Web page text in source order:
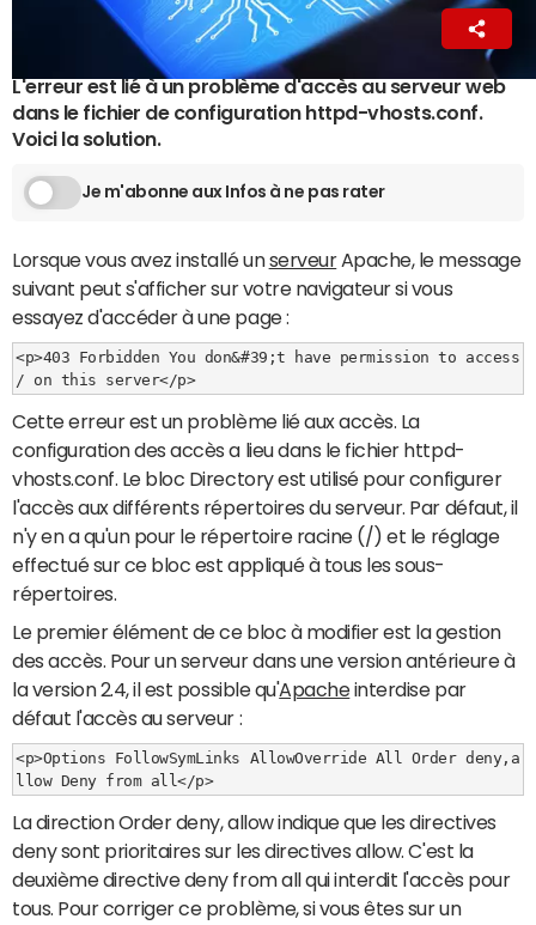
La Rédaction
12 septembre 2022 10:46
L'erreur est lié à un problème d'accès au serveur web
dans le fichier de configuration httpd-vhosts.conf.
Voici la solution.
Je m'abonne aux Infos à ne pas rater
Lorsque vous avez installé unserveurApache, le message
suivant peut s'afficher sur votre navigateur si vous
essayez d'accéder à une page :
<p>403 Forbidden You don&#39;t have permission to access
/ on this server</p>
Cette erreur est un problème lié aux accès. La
configuration des accès a lieu dans le fichier httpd-
vhosts.conf. Le bloc Directory est utilisé pour configurer
l'accès aux différents répertoires du serveur. Par défaut, il
n'y en a qu'un pour le répertoire racine (/) et le réglage
effectué sur ce bloc est appliqué à tous les sous-
répertoires.
Le premier élément de ce bloc à modifier est la gestion
des accès. Pour un serveur dans une version antérieure à
la version 2.4, il est possible qu'Apacheinterdise par
défaut l'accès au serveur :
<p>Options FollowSymLinks AllowOverride All Order deny,a
llow Deny from all</p>
La direction Order deny, allow indique que les directives
deny sont prioritaires sur les directives allow. C'est la
deuxième directive deny from all qui interdit l'accès pour
tous. Pour corriger ce problème, si vous êtes sur un